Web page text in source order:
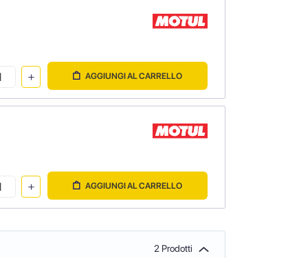
AGGIUNGI AL CARRELLO
AGGIUNGI AL CARRELLO
2 Prodotti